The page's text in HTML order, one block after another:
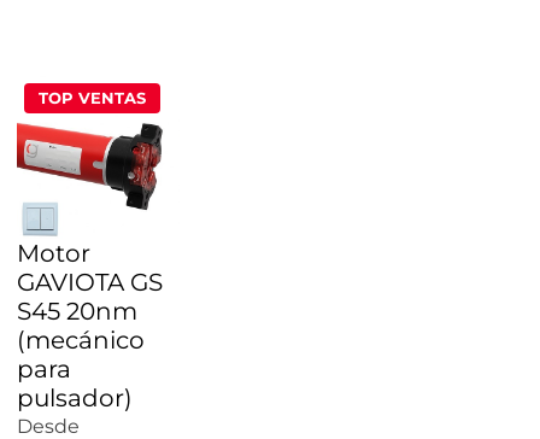
TOP VENTAS
Motor
GAVIOTA GS
S45 20nm
(mecánico
para
pulsador)
Desde